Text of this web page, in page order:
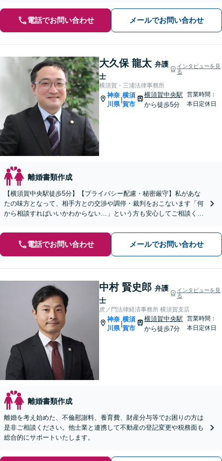
電話でお問い合わせ メールでお問い合わせ
大久保 龍太 弁護
士
インタビューを見
る
横須賀・三浦法律事務所
神奈
川県
横須
賀市
横須賀中央駅
から徒歩5分
営業時間：
本日定休日
離婚書類作成
【横須賀中央駅徒歩5分】【プライバシー配慮・秘密厳守】私があな
たの味方となって、相手方との交渉や調停・裁判をおこないます「何
から相談すればいいかわからない…」という方も安心してご相談くだ
電話でお問い合わせ メールでお問い合わせ
中村 賢史郎 弁護
士
インタビューを見
る
虎ノ門法律経済事務所 横須賀支店
神奈
川県
横須
賀市
横須賀中央駅
から徒歩7分
営業時間：
本日定休日
離婚書類作成
離婚を考え始めた、不倫慰謝料、養育費、財産分与等でお困りの方は
是非ご相談ください。他士業と連携して不動産の登記変更や税務面も
総合的にサポートいたします。